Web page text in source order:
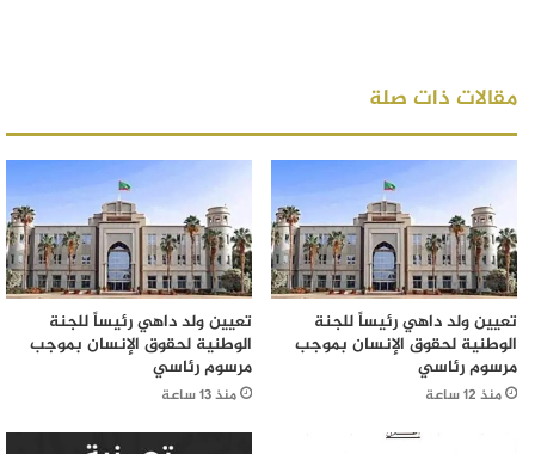
مقالات ذات صلة
تعيين ولد داهي رئيساً للجنة
الوطنية لحقوق الإنسان بموجب
مرسوم رئاسي
منذ 12 ساعة
تعيين ولد داهي رئيساً للجنة
الوطنية لحقوق الإنسان بموجب
مرسوم رئاسي
منذ 13 ساعة